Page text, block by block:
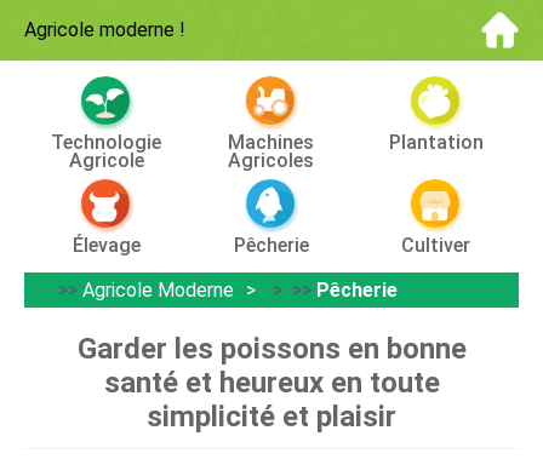
Agricole moderne !
Technologie
Agricole
Machines
Agricoles
Plantation
Élevage Pêcherie
Cultiver
>> Agricole Moderne > >> Pêcherie
Garder les poissons en bonne
santé et heureux en toute
simplicité et plaisir